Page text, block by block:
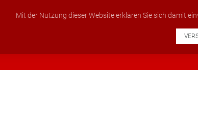
JOOMLA
Mit der Nutzung dieser Website erklären Sie sich damit